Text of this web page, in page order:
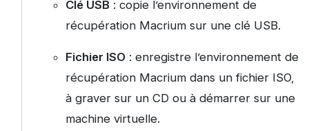
Clé USB : copie l’environnement de
récupération Macrium sur une clé USB.
Fichier ISO : enregistre l’environnement de
récupération Macrium dans un fichier ISO,
à graver sur un CD ou à démarrer sur une
machine virtuelle.